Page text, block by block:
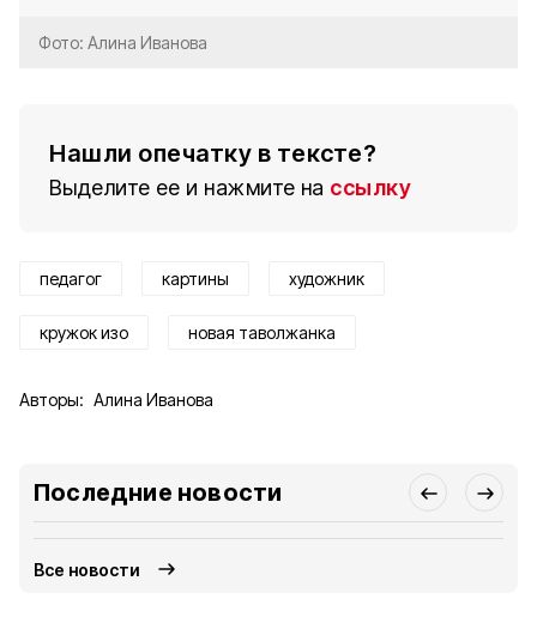
Фото: Алина Иванова
Нашли опечатку в тексте?
Выделите ее и нажмите на ссылку
педагог картины художник
кружок изо новая таволжанка
Авторы: Алина Иванова
Последние новости
Все новости